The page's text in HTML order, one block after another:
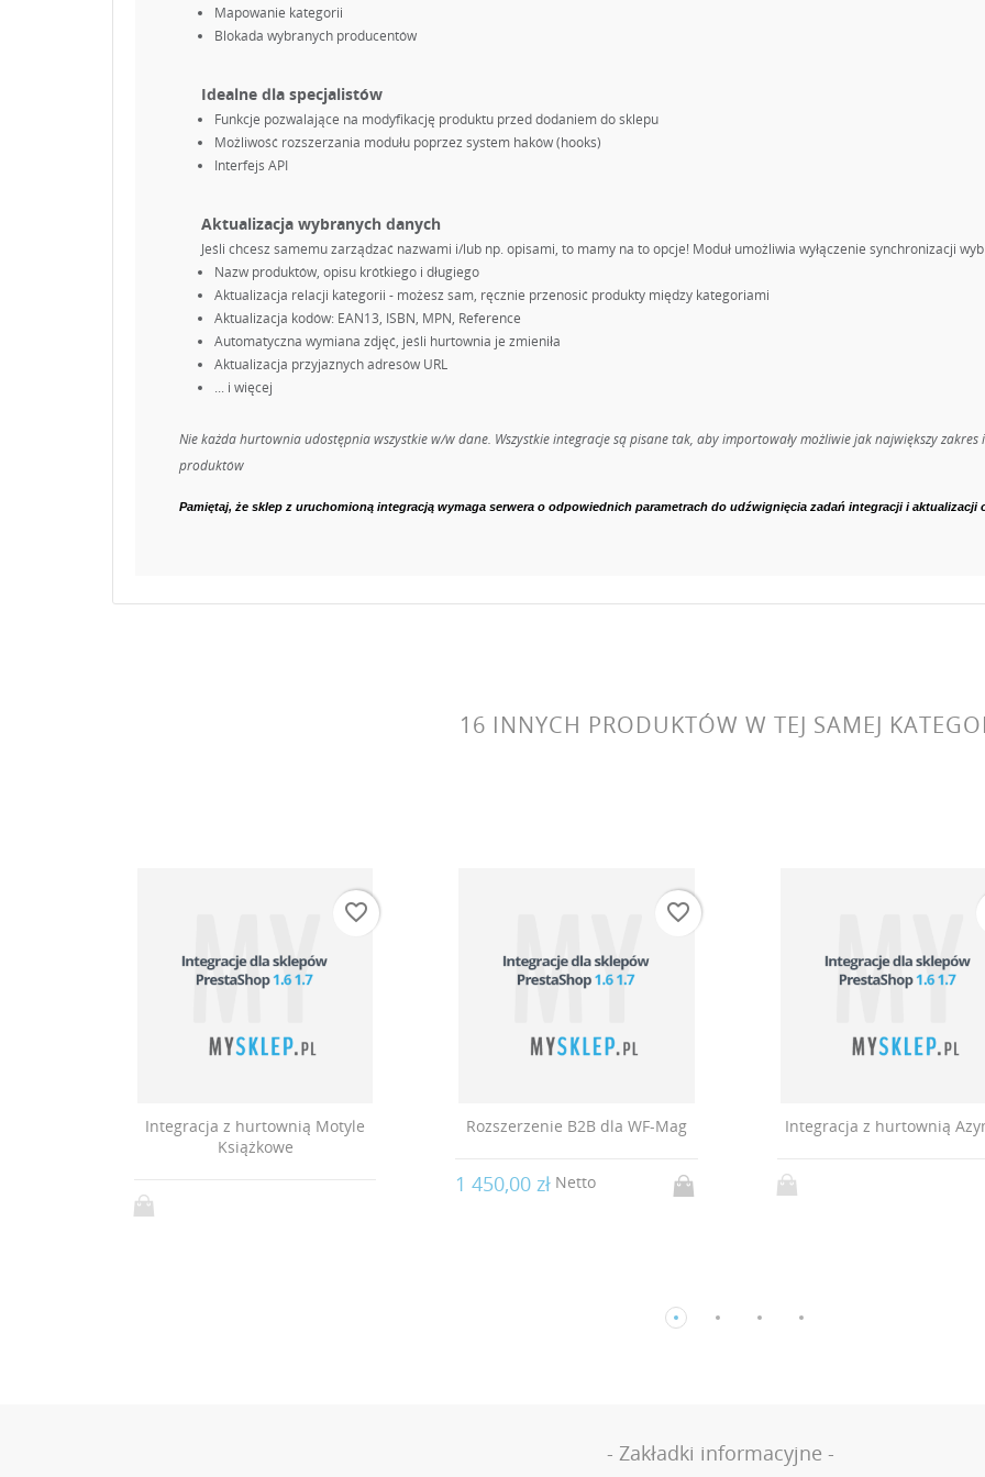
Mapowanie kategorii
Blokada wybranych producentów
Idealne dla specjalistów
Funkcje pozwalające na modyfikację produktu przed dodaniem do sklepu
Możliwość rozszerzania modułu poprzez system haków (hooks)
Interfejs API
Aktualizacja wybranych danych
Jeśli chcesz samemu zarządzać nazwami i/lub np. opisami, to mamy na to opcje! Moduł umożliwia wyłączenie synchronizacji
Nazw produktów, opisu krótkiego i długiego
Aktualizacja relacji kategorii - możesz sam, ręcznie przenosić produkty między kategoriami
Aktualizacja kodów: EAN13, ISBN, MPN, Reference
Automatyczna wymiana zdjęć, jeśli hurtownia je zmieniła
Aktualizacja przyjaznych adresów URL
... i więcej
Nie każda hurtownia udostępnia wszystkie w/w dane. Wszystkie integracje są pisane tak, aby importowały możliwie jak największy
produktów
Pamiętaj, że sklep z uruchomioną integracją wymaga serwera o odpowiednich parametrach do udźwignięcia zadań integracji i aktualizacji
16 INNYCH PRODUKTÓW W TEJ SAMEJ
Integracja z hurtownią Motyle
Książkowe
favorite_border
Rozszerzenie B2B dla WF-Mag
1 450,00 zł Netto
favorite_border
Integracja z hurtownią
- Zakładki informacyjne -